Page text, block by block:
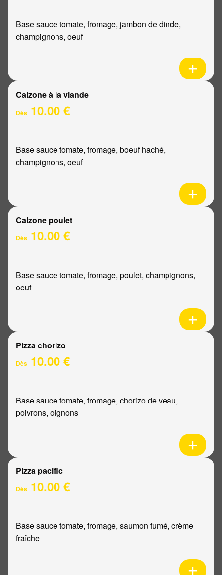
Base sauce tomate, fromage, jambon de dinde,
champignons, oeuf
Calzone à la viande
Dès 10.00 €
Base sauce tomate, fromage, boeuf haché,
champignons, oeuf
Calzone poulet
Dès 10.00 €
Base sauce tomate, fromage, poulet, champignons,
oeuf
Pizza chorizo
Dès 10.00 €
Base sauce tomate, fromage, chorizo de veau,
poivrons, oignons
Pizza pacific
Dès 10.00 €
Base sauce tomate, fromage, saumon fumé, crème
fraîche